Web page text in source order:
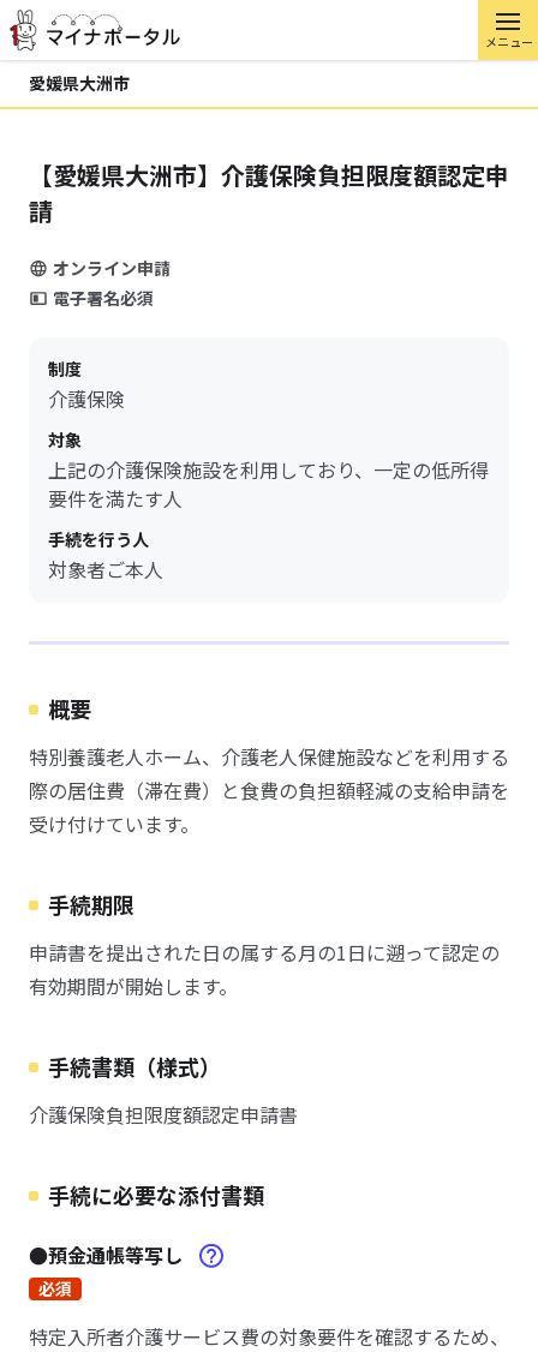
メニュー
愛媛県大洲市
【愛媛県大洲市】介護保険負担限度額認定申
請
オンライン申請
電子署名必須
制度
介護保険
対象
上記の介護保険施設を利用しており、一定の低所得
要件を満たす人
手続を行う人
対象者ご本人
概要
特別養護老人ホーム、介護老人保健施設などを利用する
際の居住費（滞在費）と食費の負担額軽減の支給申請を
受け付けています。
手続期限
申請書を提出された日の属する月の1日に遡って認定の
有効期間が開始します。
手続書類（様式）
介護保険負担限度額認定申請書
手続に必要な添付書類
●預金通帳等写し
必須
特定入所者介護サービス費の対象要件を確認するため、